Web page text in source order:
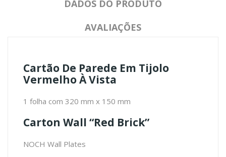
DADOS DO PRODUTO
AVALIAÇÕES
Cartão De Parede Em Tijolo
Vermelho À Vista
1 folha com 320 mm x 150 mm
Carton Wall “Red Brick”
NOCH Wall Plates